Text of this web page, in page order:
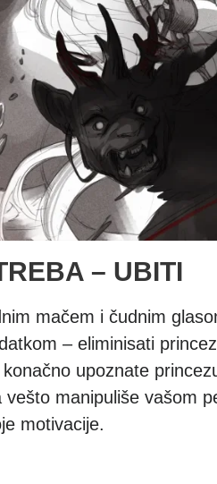
– UBITI
mačem i čudnim
– eliminisati
upoznate
manipuliše vašom
motivacije.